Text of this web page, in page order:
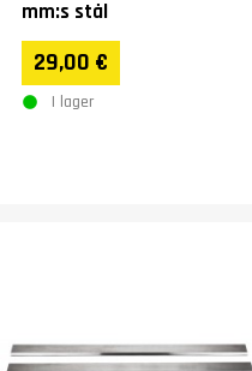
mm:s stål
29,00 €
I lager